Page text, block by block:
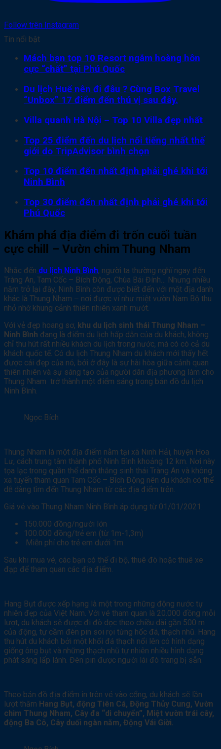
Follow trên Instagram
Tin nổi bật
Mách bạn top 10 Resort ngắm hoàng hôn
cực “chất” tại Phú Quốc
Du lịch Huế nên đi đâu ? Cùng Box Travel
“Unbox” 17 điểm đến thú vị sau đây.
Villa quanh Hà Nội – Top 10 Villa đẹp nhất
Top 25 điểm đến du lịch nổi tiếng nhất thế
giới do TripAdvisor bình chọn
Top 10 điểm đến nhất định phải ghé khi tới
Ninh Bình
Top 30 điểm đến nhất định phải ghé khi tới
Phú Quốc
Khám phá địa điểm đi trốn cuối tuần
cực chill – Vườn chim Thung Nham
Nhắc đến du lịch Ninh Bình, người ta thường nghĩ ngay đến
Tràng An, Tam Cốc – Bích Động, Chùa Bái Đính… Nhưng nhiều
năm trở lại đây, Ninh Bình còn được biết đến với một địa danh
khác là Thung Nham – nơi được ví như miệt vườn Nam Bộ thu
nhỏ nhờ khung cảnh thiên nhiên xanh mướt.
Với vẻ đẹp hoang sơ, khu du lịch sinh thái Thung Nham –
Ninh Bình đang là điểm du lịch hấp dẫn của du khách, không
chỉ thu hút rất nhiều khách du lịch trong nước, mà có có cả du
khách quốc tế. Có du lịch Thung Nham du khách mới thấy hết
được cái đẹp của nó, bởi ở đây là sự hài hòa giữa cảnh quan
thiên nhiên và sự sáng tạo của người dân địa phương làm cho
Thung Nham trở thành một điểm sáng trong bản đồ du lịch
Ninh Bình.
Ngọc Bích
Thung Nham là một địa điểm nằm tại xã Ninh Hải, huyện Hoa
Lư, cách trung tâm thành phố Ninh Bình khoảng 12 km. Nơi này
tọa lạc trong quần thể danh thắng sinh thái Tràng An và không
xa tuyến tham quan Tam Cốc – Bích Động nên du khách có thể
dễ dàng tìm đến Thung Nham từ các địa điểm trên.
Giá vé vào Thung Nham Ninh Bình áp dụng từ 01/01/2021:
150.000 đồng/người lớn
100.000 đồng/trẻ em (từ 1m-1,3m)
Miễn phí cho trẻ em dưới 1m.
Sau khi mua vé, các bạn có thể đi bộ, thuê đò hoặc thuê xe
đạp để tham quan các địa điểm.
Hang Bụt được xếp hạng là một trong những động nước tự
nhiên đẹp của Việt Nam. Với vé tham quan là 20.000 đồng mỗi
lượt, du khách sẽ được đi đò dọc theo chiều dài gần 500 m
của động, tự cầm đèn pin soi rọi từng hốc đá, thạch nhũ. Hang
thu hút du khách bởi một khối đá thạch nổi lên có hình dạng
giống ông bụt và những thạch nhũ tự nhiên nhiều hình dạng
phát sáng lấp lánh. Đèn pin được người lái đò trang bị sẵn.
Theo bản đồ địa điểm in trên vé vào cổng, du khách sẽ lần
lượt thăm Hang Bụt, động Tiên Cá, Động Thủy Cung, Vườn
chim Thung Nham, Cây đa “di chuyển”, Miệt vườn trái cây,
động Ba Cô, Cây duối ngàn năm, Động Vái Giời.